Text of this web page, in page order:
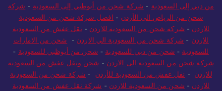
من دبي إلى السعودية - شركة شحن من أبوظبي إلى السعودية - شركة
شحن من الرياض الى الأردن - افضل شركة شحن من السعودية
للاردن - شركة شحن من السعودية للاردن - نقل عفش من السعودية
للاردن - شركة شحن من السعودية الي الاردن - شحن من الامارات
للسعودية - شحن من دبي للسعودية - شحن من أبوظبي للسعودية -
شركة شحن من السعودية الى الاردن - شحن ونقل عفش من السعودية
للاردن - نقل عفش من السعودية للأردن - شركة شحن من السعودية
للاردن - شحن من السعودية للاردن - شركة نقل عفش من السعودية